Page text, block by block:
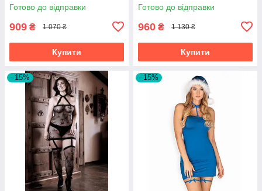
Готово до відправки
909 ₴ 1 070 ₴
Купити
Готово до відправки
960 ₴ 1 130 ₴
Купити
–15% –15%